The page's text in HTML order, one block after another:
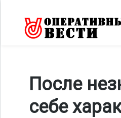
После
себе